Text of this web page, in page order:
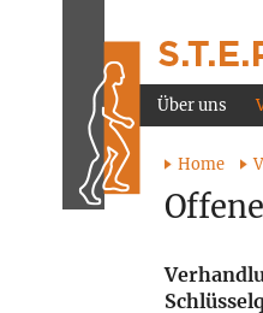
Über uns
Home